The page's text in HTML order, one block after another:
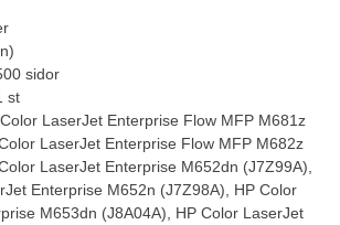
sidor
st
LaserJet Enterprise Flow MFP M681z
LaserJet Enterprise Flow MFP M682z
LaserJet Enterprise M652dn (J7Z99A),
Enterprise M652n (J7Z98A), HP Color
M653dn (J8A04A), HP Color LaserJet